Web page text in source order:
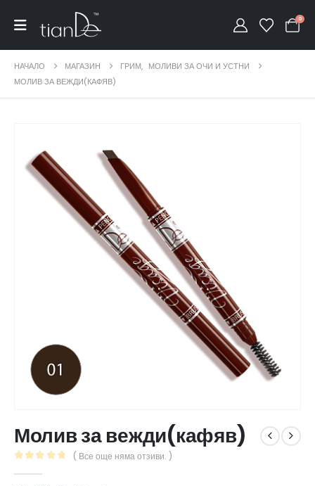
0
НАЧАЛО МАГАЗИН ГРИМ, МОЛИВИ ЗА ОЧИ И УСТНИ
МОЛИВ ЗА ВЕЖДИ(КАФЯВ)
Молив за вежди(кафяв)
( Все още няма отзиви. )